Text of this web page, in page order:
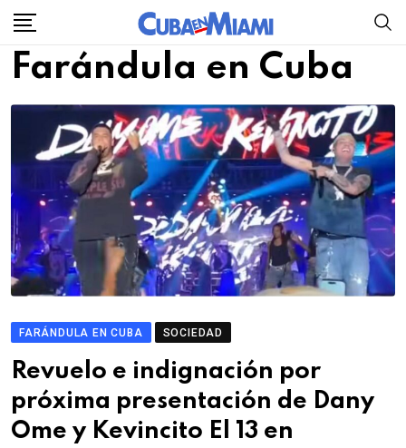
Skip
content
Farándula en Cuba
FARÁNDULA EN CUBA SOCIEDAD
Revuelo e indignación por
próxima presentación de Dany
Ome y Kevincito El 13 en